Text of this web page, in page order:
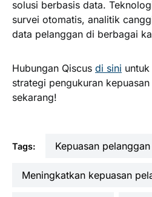
solusi berbasis data.
survei otomatis, analitik
data pelanggan di berbagai
Hubungan Qiscus di sini
strategi pengukuran
sekarang!
Tags: kepuasan pelanggan
meningkatkan kepuasan